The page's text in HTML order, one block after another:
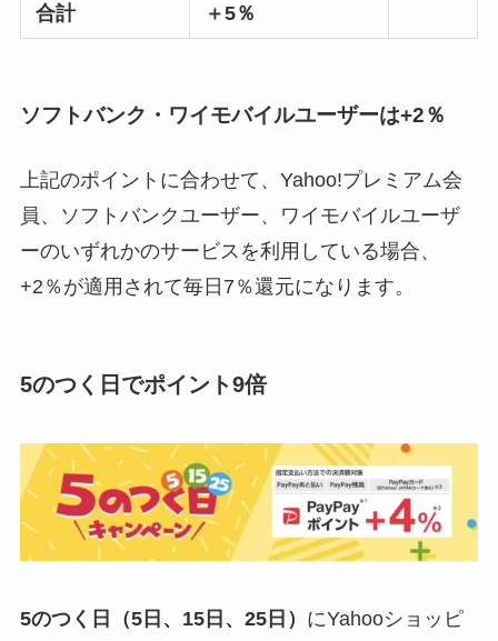
合計 ＋5％
ソフトバンク・ワイモバイルユーザーは+2％
上記のポイントに合わせて、Yahoo!プレミアム会
員、ソフトバンクユーザー、ワイモバイルユーザ
ーのいずれかのサービスを利用している場合、
+2％が適用されて毎日7％還元になります。
5のつく日でポイント9倍
5のつく日（5日、15日、25日） にYahooショッピ